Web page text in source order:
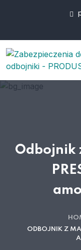
Odbojnik
ODBOJNIK Z